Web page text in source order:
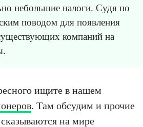
небольшие налоги. Судя по
поводом для появления
компаний на
ищите в нашем
. Там обсудим и прочие
на мире